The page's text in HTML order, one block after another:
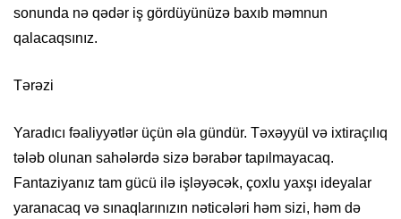
sonunda nə qədər iş gördüyünüzə baxıb məmnun
qalacaqsınız.
Tərəzi
Yaradıcı fəaliyyətlər üçün əla gündür. Təxəyyül və ixtiraçılıq
tələb olunan sahələrdə sizə bərabər tapılmayacaq.
Fantaziyanız tam gücü ilə işləyəcək, çoxlu yaxşı ideyalar
yaranacaq və sınaqlarınızın nəticələri həm sizi, həm də